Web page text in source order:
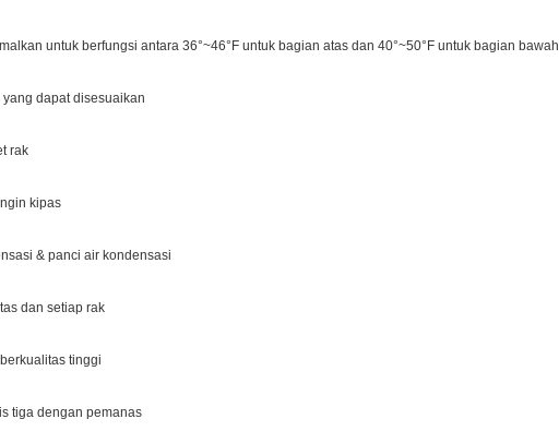
untuk berfungsi antara 36°~46°F untuk bagian atas dan 40°~50°F untuk bagian bawah
dapat disesuaikan
rak
kipas
& panci air kondensasi
dan setiap rak
tinggi
tiga dengan pemanas